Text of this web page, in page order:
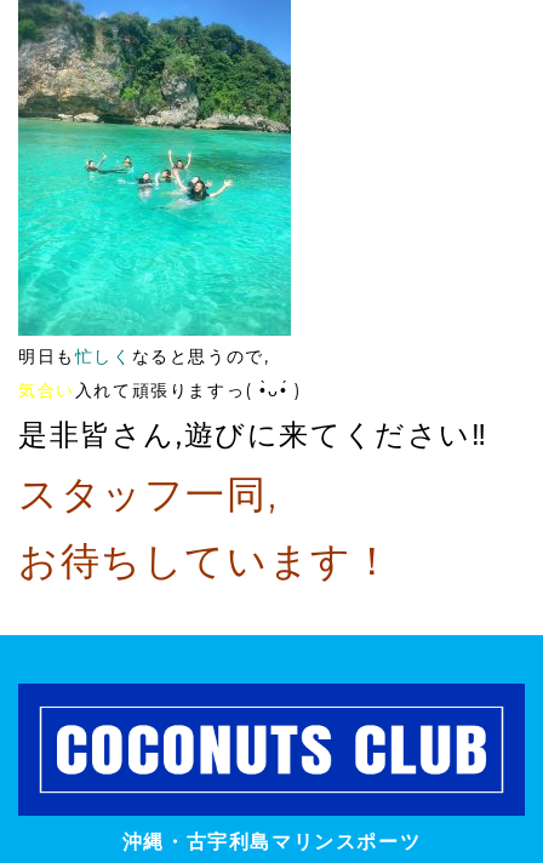
明日も忙しく なると思うので,
気合い 入れて頑張りますっ( •̀ᴗ•́ )
是非皆さん,遊びに来てください‼️
スタッフ一同,
お待ちしています！
沖縄・古宇利島マリンスポーツ